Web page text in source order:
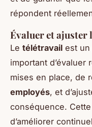
répondent
Évaluer et ajuster
Le télétravail est
important d’évaluer
mises en place, de
employés, et
conséquence.
d’améliorer